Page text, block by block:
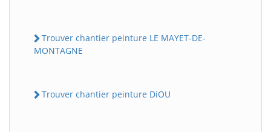
Trouver chantier peinture LE MAYET-DE-
MONTAGNE
Trouver chantier peinture DiOU